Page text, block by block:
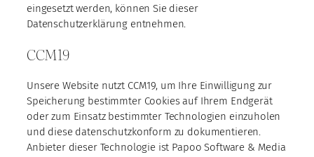
eingesetzt werden, können Sie dieser
Datenschutzerklärung entnehmen.
CCM19
Unsere Website nutzt CCM19, um Ihre Einwilligung zur
Speicherung bestimmter Cookies auf Ihrem Endgerät
oder zum Einsatz bestimmter Technologien einzuholen
und diese datenschutzkonform zu dokumentieren.
Anbieter dieser Technologie ist Papoo Software & Media